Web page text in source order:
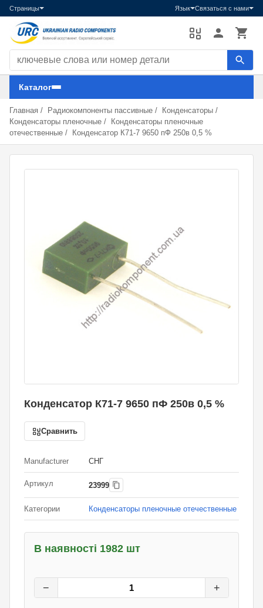
Страницы Язык Связаться с нами
Каталог
Главная / Радиокомпоненты пассивные / Конденсаторы /
Конденсаторы пленочные /
Конденсаторы пленочные
отечественные / Конденсатор К71-7 9650 пФ 250в 0,5 %
Конденсатор К71-7 9650 пФ 250в 0,5 %
Сравнить
Manufacturer СНГ
Артикул 23999
Категории Конденсаторы пленочные отечественные
В наявності 1982 шт
− +